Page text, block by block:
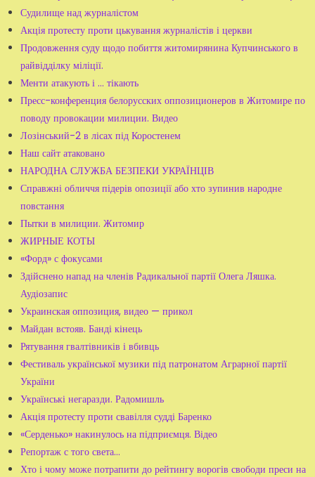
Судилище над журналістом
Акція протесту проти цькування журналістів і церкви
Продовження суду щодо побиття житомирянина Купчинського в
райвідділку міліції.
Менти атакують і ... тікають
Пресс-конференция белорусских оппозиционеров в Житомире по
поводу провокации милиции. Видео
Лозінський-2 в лісах під Коростенем
Наш сайт атаковано
НАРОДНА СЛУЖБА БЕЗПЕКИ УКРАЇНЦІВ
Справжні обличчя підерів опозиції або хто зупинив народне
повстання
Пытки в милиции. Житомир
ЖИРНЫЕ КОТЫ
«Форд» с фокусами
Здійснено напад на членів Радикальної партії Олега Ляшка.
Аудіозапис
Украинская оппозиция, видео — прикол
Майдан встояв. Банді кінець
Рятування гвалтівників і вбивць
Фестиваль української музики під патронатом Аграрної партії
України
Українські негаразди. Радомишль
Акція протесту проти свавілля судді Баренко
«Серденько» накинулось на підприємця. Відео
Репортаж с того света…
Хто і чому може потрапити до рейтингу ворогів свободи преси на